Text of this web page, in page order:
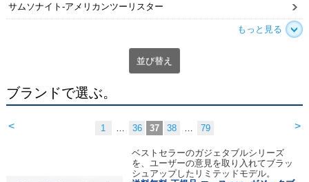
サムソナイト-アメリカンツーリスター
もっと見る
並び替え
ブランドで選ぶ。
< >
1 … 36 37 38 … 79
ベストセラーのガジェタブルシリーズ
を、ユーザーの意見を取り入れてブラッ
シュアップしたリミテッドモデル。